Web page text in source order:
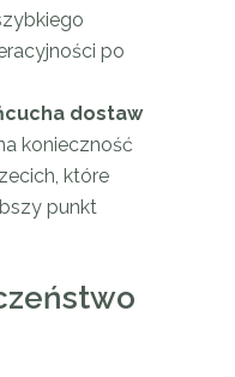
po
dostaw
konieczność
które
punkt